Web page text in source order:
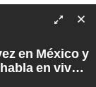
en México y
en vivo |